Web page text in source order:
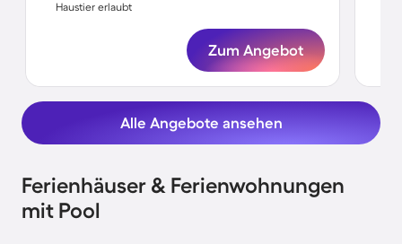
Haustier erlaubt
Zum Angebot
Alle Angebote ansehen
Ferienhäuser & Ferienwohnungen
mit Pool